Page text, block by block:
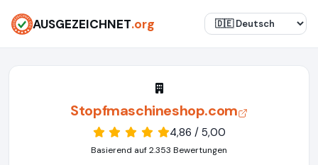
AUSGEZEICHNET.org
Stopfmaschineshop.com
4,86 / 5,00
Basierend auf 2.353 Bewertungen